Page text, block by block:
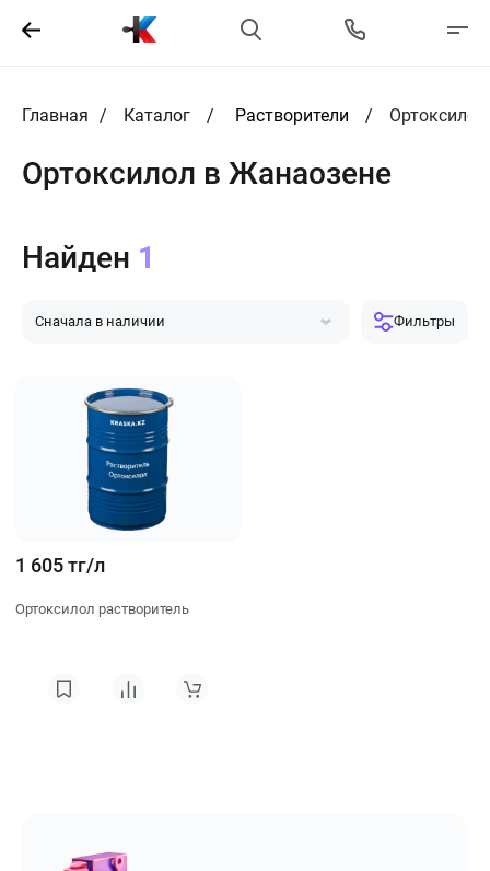
Главная Каталог Растворители Ортоксилол
Ортоксилол в Жанаозене
Сначала в наличии
Фильтры
Найден 1
1 605 тг/л
Ортоксилол растворитель